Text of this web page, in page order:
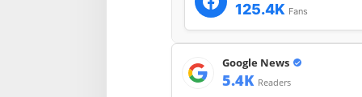
125.4K Fans
Google News
5.4K Readers